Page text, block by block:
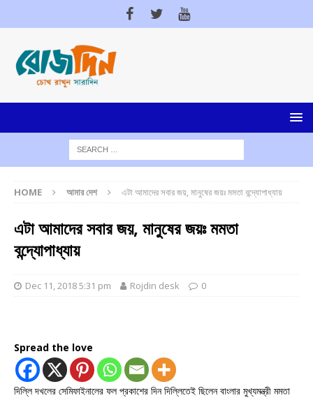
HOME আমার দেশ এটা আমাদের সবার জয়, মানুষের জয়ঃ মমতা বন্দ্যোপাধ্যায়
এটা আমাদের সবার জয়, মানুষের জয়ঃ মমতা
বন্দ্যোপাধ্যায়
Dec 11, 2018 5:31 pm Rojdin desk 0
Spread the love
দিল্লি দখলের সেমিফাইনালের ফল প্রকাশের দিন দিল্লিতেই ছিলেন বাংলার মুখ্যমন্ত্রী মমতা